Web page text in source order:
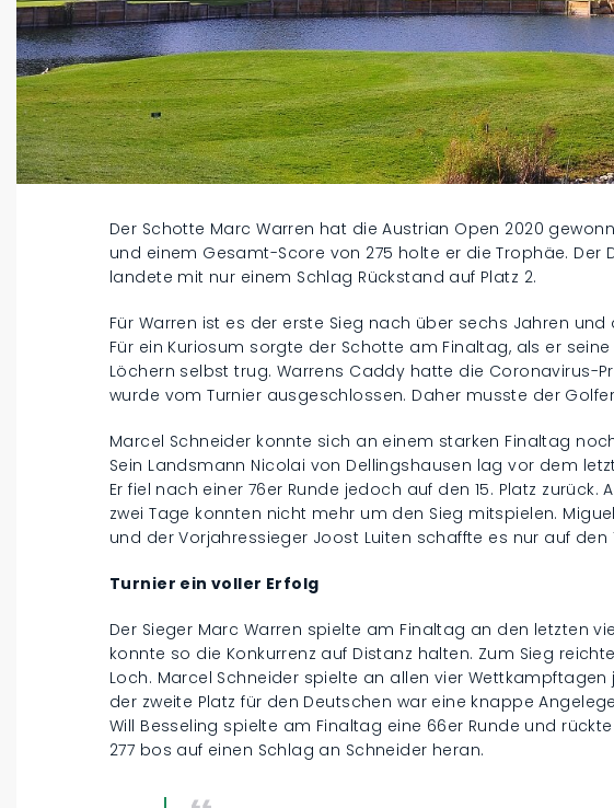
Der Schotte Marc Warren hat die Austrian Open 2020
und einem Gesamt-Score von 275 holte er die Trophäe. Der
landete mit nur einem Schlag Rückstand auf Platz 2.
Für Warren ist es der erste Sieg nach über sechs Jahren und
Für ein Kuriosum sorgte der Schotte am Finaltag, als er
Löchern selbst trug. Warrens Caddy hatte die Coronavirus-
wurde vom Turnier ausgeschlossen. Daher musste der
Marcel Schneider konnte sich an einem starken Finaltag
Sein Landsmann Nicolai von Dellingshausen lag vor dem
Er fiel nach einer 76er Runde jedoch auf den 15. Platz zurück.
zwei Tage konnten nicht mehr um den Sieg mitspielen.
und der Vorjahressieger Joost Luiten schaffte es nur auf den
Turnier ein voller Erfolg
Der Sieger Marc Warren spielte am Finaltag an den letzten
konnte so die Konkurrenz auf Distanz halten. Zum Sieg
Loch. Marcel Schneider spielte an allen vier Wettkampftagen
der zweite Platz für den Deutschen war eine knappe
Will Besseling spielte am Finaltag eine 66er Runde und
277 bos auf einen Schlag an Schneider heran.